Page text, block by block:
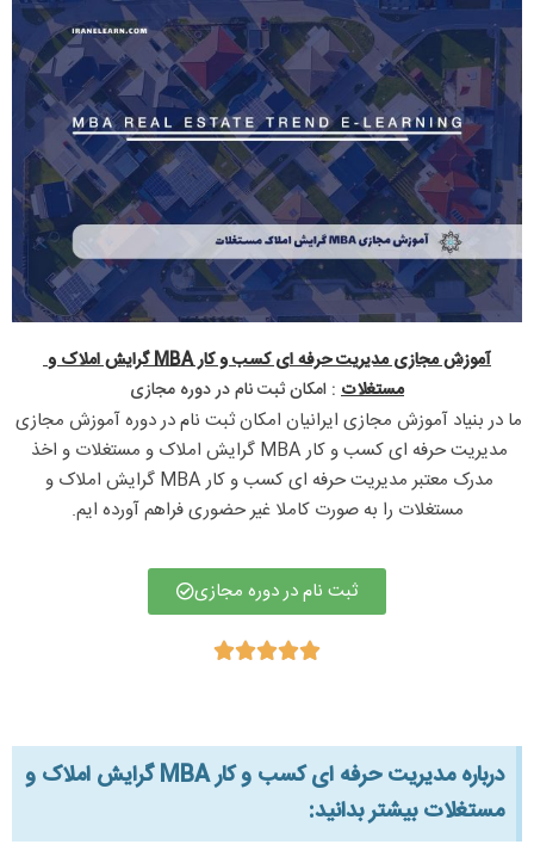
آموزش مجازی
مدیریت حرفه ای کسب و کار MBA گرایش املاک و
مستغلات : امکان ثبت نام در دوره مجازی​
مستغلات را به صورت کاملا غیر حضوری فراهم آورده ایم.
ثبت نام در دوره مجازی





درباره مدیریت حرفه ای کسب و کار MBA گرایش املاک و
مستغلات بیشتر بدانید:​